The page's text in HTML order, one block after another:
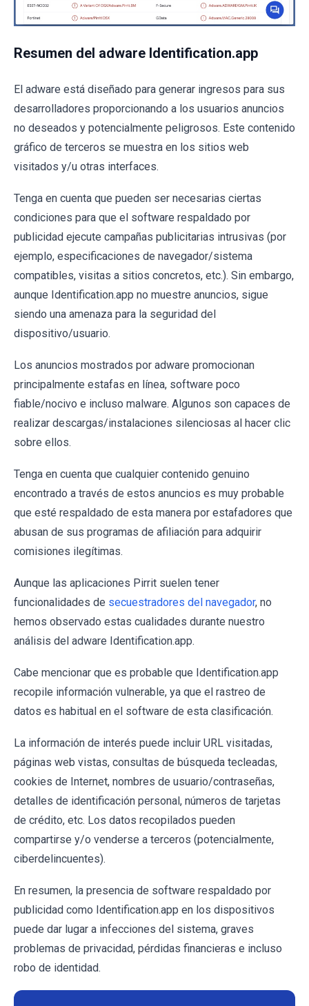
Resumen del adware Identification.app
El adware está diseñado para generar ingresos para sus
desarrolladores proporcionando a los usuarios anuncios
no deseados y potencialmente peligrosos. Este contenido
gráfico de terceros se muestra en los sitios web
visitados y/u otras interfaces.
Tenga en cuenta que pueden ser necesarias ciertas
condiciones para que el software respaldado por
publicidad ejecute campañas publicitarias intrusivas (por
ejemplo, especificaciones de navegador/sistema
compatibles, visitas a sitios concretos, etc.). Sin embargo,
aunque Identification.app no muestre anuncios, sigue
siendo una amenaza para la seguridad del
dispositivo/usuario.
Los anuncios mostrados por adware promocionan
principalmente estafas en línea, software poco
fiable/nocivo e incluso malware. Algunos son capaces de
realizar descargas/instalaciones silenciosas al hacer clic
sobre ellos.
Tenga en cuenta que cualquier contenido genuino
encontrado a través de estos anuncios es muy probable
que esté respaldado de esta manera por estafadores que
abusan de sus programas de afiliación para adquirir
comisiones ilegítimas.
Aunque las aplicaciones Pirrit suelen tener
funcionalidades de secuestradores del navegador, no
hemos observado estas cualidades durante nuestro
análisis del adware Identification.app.
Cabe mencionar que es probable que Identification.app
recopile información vulnerable, ya que el rastreo de
datos es habitual en el software de esta clasificación.
La información de interés puede incluir URL visitadas,
páginas web vistas, consultas de búsqueda tecleadas,
cookies de Internet, nombres de usuario/contraseñas,
detalles de identificación personal, números de tarjetas
de crédito, etc. Los datos recopilados pueden
compartirse y/o venderse a terceros (potencialmente,
ciberdelincuentes).
En resumen, la presencia de software respaldado por
publicidad como Identification.app en los dispositivos
puede dar lugar a infecciones del sistema, graves
problemas de privacidad, pérdidas financieras e incluso
robo de identidad.